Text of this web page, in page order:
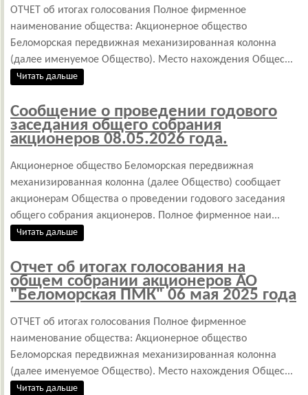
ОТЧЕТ об итогах голосования Полное фирменное
наименование общества: Акционерное общество
Беломорская передвижная механизированная колонна
(далее именуемое Общество). Место нахождения Общес...
Читать дальше
Сообщение о проведении годового
заседания общего собрания
акционеров 08.05.2026 года.
Акционерное общество Беломорская передвижная
механизированная колонна (далее Общество) сообщает
акционерам Общества о проведении годового заседания
общего собрания акционеров. Полное фирменное наи...
Читать дальше
Отчет об итогах голосования на
общем собрании акционеров АО
"Беломорская ПМК" 06 мая 2025 года
ОТЧЕТ об итогах голосования Полное фирменное
наименование общества: Акционерное общество
Беломорская передвижная механизированная колонна
(далее именуемое Общество). Место нахождения Общес...
Читать дальше